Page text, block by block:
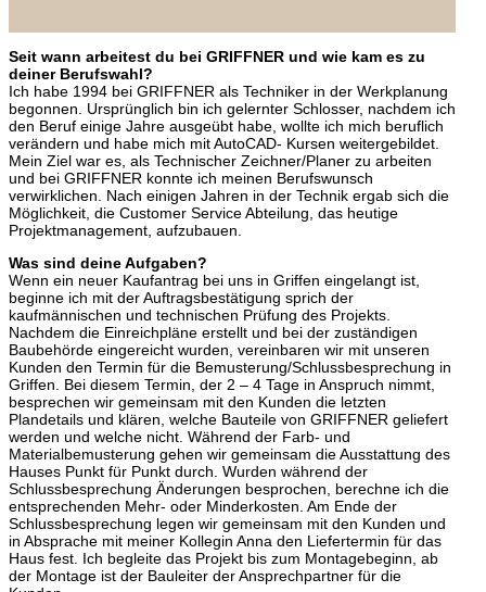
Seit wann arbeitest du bei GRIFFNER und wie kam es zu
deiner Berufswahl?
Ich habe 1994 bei GRIFFNER als Techniker in der Werkplanung
begonnen. Ursprünglich bin ich gelernter Schlosser, nachdem ich
den Beruf einige Jahre ausgeübt habe, wollte ich mich beruflich
verändern und habe mich mit AutoCAD- Kursen weitergebildet.
Mein Ziel war es, als Technischer Zeichner/Planer zu arbeiten
und bei GRIFFNER konnte ich meinen Berufswunsch
verwirklichen. Nach einigen Jahren in der Technik ergab sich die
Möglichkeit, die Customer Service Abteilung, das heutige
Projektmanagement, aufzubauen.
Was sind deine Aufgaben?
Wenn ein neuer Kaufantrag bei uns in Griffen eingelangt ist,
beginne ich mit der Auftragsbestätigung sprich der
kaufmännischen und technischen Prüfung des Projekts.
Nachdem die Einreichpläne erstellt und bei der zuständigen
Baubehörde eingereicht wurden, vereinbaren wir mit unseren
Kunden den Termin für die Bemusterung/Schlussbesprechung in
Griffen. Bei diesem Termin, der 2 – 4 Tage in Anspruch nimmt,
besprechen wir gemeinsam mit den Kunden die letzten
Plandetails und klären, welche Bauteile von GRIFFNER geliefert
werden und welche nicht. Während der Farb- und
Materialbemusterung gehen wir gemeinsam die Ausstattung des
Hauses Punkt für Punkt durch. Wurden während der
Schlussbesprechung Änderungen besprochen, berechne ich die
entsprechenden Mehr- oder Minderkosten. Am Ende der
Schlussbesprechung legen wir gemeinsam mit den Kunden und
in Absprache mit meiner Kollegin Anna den Liefertermin für das
Haus fest. Ich begleite das Projekt bis zum Montagebeginn, ab
der Montage ist der Bauleiter der Ansprechpartner für die